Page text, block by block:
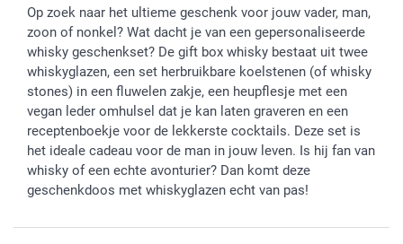
Fotokalenders & Fotoagenda's
Moederdag
Vaderdag
Verjaardag
Geboorte
Klachtenregeling
Wettelijke garantie
Privacybeleid
Cookiebeleid
Prijslijst
Jobs & Stages
Investor Relations
Betalingsmogelijkheden
Grote bestellingen
Levering
Mijn orderstatus
smartfriends
Op zoek naar het ultieme geschenk voor jouw vader, man,
zoon of nonkel? Wat dacht je van een gepersonaliseerde
whisky geschenkset? De gift box whisky bestaat uit twee
whiskyglazen, een set herbruikbare koelstenen (of whisky
stones) in een fluwelen zakje, een heupflesje met een
vegan leder omhulsel dat je kan laten graveren en een
receptenboekje voor de lekkerste cocktails. Deze set is
het ideale cadeau voor de man in jouw leven. Is hij fan van
whisky of een echte avonturier? Dan komt deze
geschenkdoos met whiskyglazen echt van pas!